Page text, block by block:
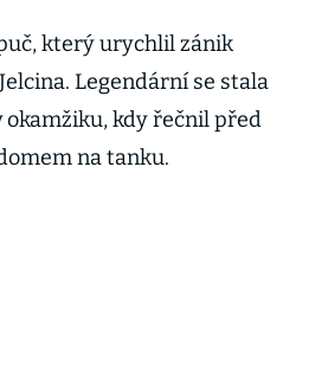
který urychlil zánik
Legendární se stala
okamžiku, kdy řečnil před
na tanku.